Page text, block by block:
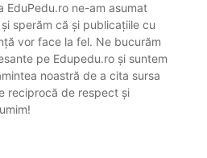
EduPedu.ro ne-am asumat
sperăm că și publicațiile cu
vor face la fel. Ne bucurăm
pe Edupedu.ro și suntem
noastră de a cita sursa
reciprocă de respect și